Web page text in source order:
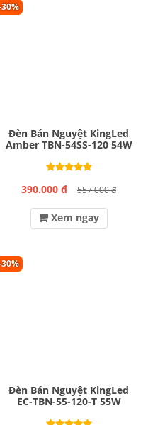
Đèn Bán Nguyệt KingLed
Amber TBN-54SS-120 54W
390.000 đ 557.000 đ
Xem ngay
Đèn Bán Nguyệt KingLed
EC-TBN-55-120-T 55W